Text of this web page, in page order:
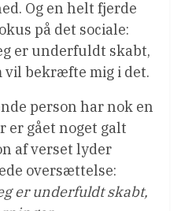
Og en helt fjerde
på det sociale:
er underfuldt skabt,
vil bekræfte mig i det.
person har nok en
er gået noget galt
af verset lyder
oversættelse:
er underfuldt skabt,